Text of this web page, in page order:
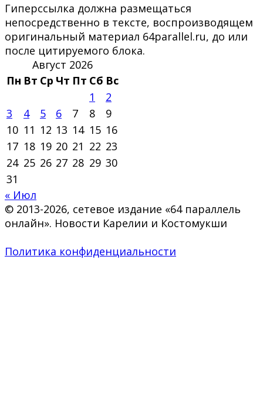
Гиперссылка должна размещаться
непосредственно в тексте, воспроизводящем
оригинальный материал 64parallel.ru, до или
после цитируемого блока.
Август 2026
Пн Вт Ср Чт Пт Сб Вс
1
2
3
4 5 6 7 8
9
10 11 12 13 14 15 16
17 18 19 20 21 22 23
24 25 26 27 28 29 30
31
« Июл
© 2013-2026, сетевое издание «64 параллель
онлайн». Новости Карелии и Костомукши
Политика конфиденциальности